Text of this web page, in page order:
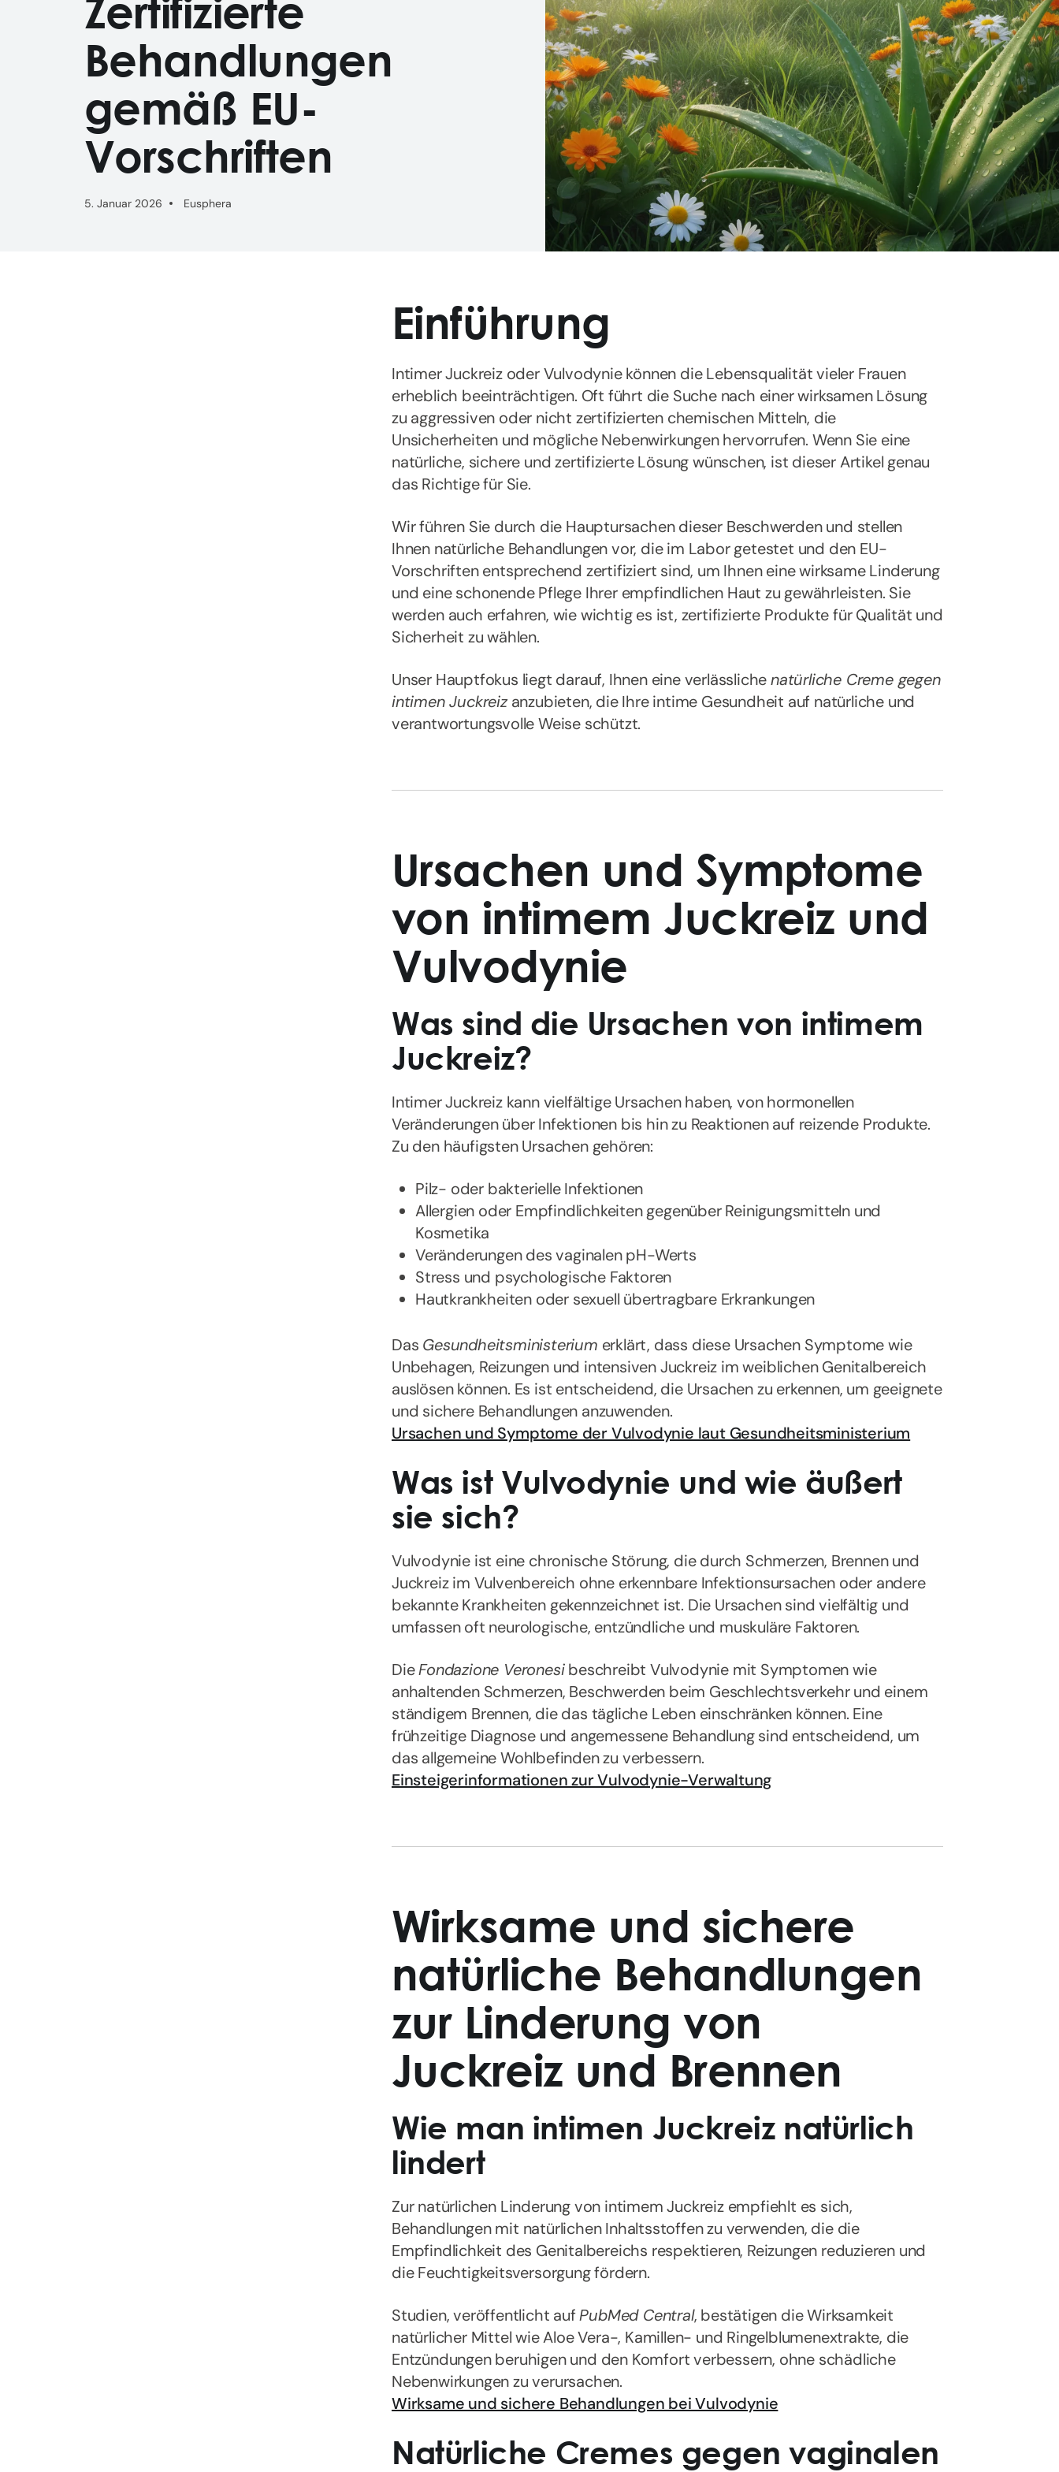
Zertifizierte
Behandlungen
gemäß EU-
Vorschriften
5. Januar 2026 Eusphera
Einführung
Intimer Juckreiz oder Vulvodynie können die Lebensqualität vieler Frauen
erheblich beeinträchtigen. Oft führt die Suche nach einer wirksamen Lösung
zu aggressiven oder nicht zertifizierten chemischen Mitteln, die
Unsicherheiten und mögliche Nebenwirkungen hervorrufen. Wenn Sie eine
natürliche, sichere und zertifizierte Lösung wünschen, ist dieser Artikel genau
das Richtige für Sie.
Wir führen Sie durch die Hauptursachen dieser Beschwerden und stellen
Ihnen natürliche Behandlungen vor, die im Labor getestet und den EU-
Vorschriften entsprechend zertifiziert sind, um Ihnen eine wirksame Linderung
und eine schonende Pflege Ihrer empfindlichen Haut zu gewährleisten. Sie
werden auch erfahren, wie wichtig es ist, zertifizierte Produkte für Qualität und
Sicherheit zu wählen.
Unser Hauptfokus liegt darauf, Ihnen eine verlässlichenatürliche Creme gegen
intimen Juckreizanzubieten, die Ihre intime Gesundheit auf natürliche und
verantwortungsvolle Weise schützt.
Ursachen und Symptome
von intimem Juckreiz und
Vulvodynie
Was sind die Ursachen von intimem
Juckreiz?
Intimer Juckreiz kann vielfältige Ursachen haben, von hormonellen
Veränderungen über Infektionen bis hin zu Reaktionen auf reizende Produkte.
Zu den häufigsten Ursachen gehören:
Pilz- oder bakterielle Infektionen
Allergien oder Empfindlichkeiten gegenüber Reinigungsmitteln und
Kosmetika
Veränderungen des vaginalen pH-Werts
Stress und psychologische Faktoren
Hautkrankheiten oder sexuell übertragbare Erkrankungen
Das Gesundheitsministerium erklärt, dass diese Ursachen Symptome wie
Unbehagen, Reizungen und intensiven Juckreiz im weiblichen Genitalbereich
auslösen können. Es ist entscheidend, die Ursachen zu erkennen, um geeignete
und sichere Behandlungen anzuwenden.
Ursachen und Symptome der Vulvodynie laut Gesundheitsministerium
Was ist Vulvodynie und wie äußert
sie sich?
Vulvodynie ist eine chronische Störung, die durch Schmerzen, Brennen und
Juckreiz im Vulvenbereich ohne erkennbare Infektionsursachen oder andere
bekannte Krankheiten gekennzeichnet ist. Die Ursachen sind vielfältig und
umfassen oft neurologische, entzündliche und muskuläre Faktoren.
DieFondazione Veronesibeschreibt Vulvodynie mit Symptomen wie
anhaltenden Schmerzen, Beschwerden beim Geschlechtsverkehr und einem
ständigem Brennen, die das tägliche Leben einschränken können. Eine
frühzeitige Diagnose und angemessene Behandlung sind entscheidend, um
das allgemeine Wohlbefinden zu verbessern.
Einsteigerinformationen zur Vulvodynie-Verwaltung
Wirksame und sichere
natürliche Behandlungen
zur Linderung von
Juckreiz und Brennen
Wie man intimen Juckreiz natürlich
lindert
Zur natürlichen Linderung von intimem Juckreiz empfiehlt es sich,
Behandlungen mit natürlichen Inhaltsstoffen zu verwenden, die die
Empfindlichkeit des Genitalbereichs respektieren, Reizungen reduzieren und
die Feuchtigkeitsversorgung fördern.
Studien, veröffentlicht aufPubMed Central, bestätigen die Wirksamkeit
natürlicher Mittel wie Aloe Vera-, Kamillen- und Ringelblumenextrakte, die
Entzündungen beruhigen und den Komfort verbessern, ohne schädliche
Nebenwirkungen zu verursachen.
Wirksame und sichere Behandlungen bei Vulvodynie
Natürliche Cremes gegen vaginalen